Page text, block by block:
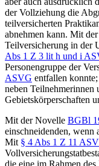
der Vollziehung die
teilversicherten
abnehmen kann. Mit
Teilversicherung in der
Abs 1 Z 3 lit h und i
Personengruppe der
ASVG entfallen
neben Teilnehmerinnen
Gebietskörperschaften
Mit der Novelle BGBl
einschneidenden, wenn
Mit § 4 Abs 1 Z 11
die eine im Rahmen